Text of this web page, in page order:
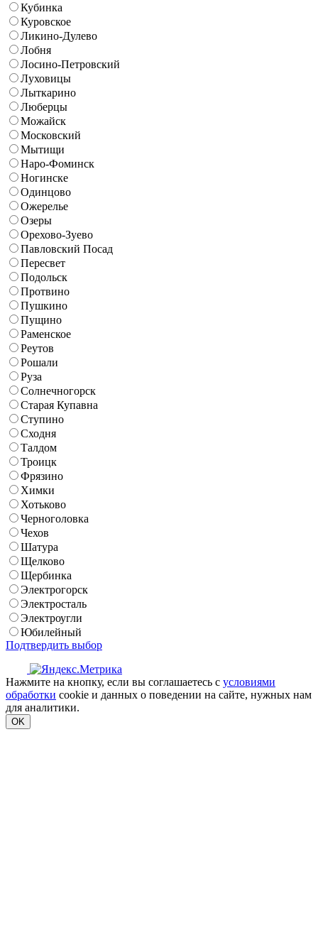
Кубинка
Куровское
Ликино-Дулево
Лобня
Лосино-Петровский
Луховицы
Лыткарино
Люберцы
Можайск
Московский
Мытищи
Наро-Фоминск
Ногинске
Одинцово
Ожерелье
Озеры
Орехово-Зуево
Павловский Посад
Пересвет
Подольск
Протвино
Пушкино
Пущино
Раменское
Реутов
Рошали
Руза
Солнечногорск
Старая Купавна
Ступино
Сходня
Талдом
Троицк
Фрязино
Химки
Хотьково
Черноголовка
Чехов
Шатура
Щелково
Щербинка
Электрогорск
Электросталь
Электроугли
Юбилейный
Подтвердить выбор
Нажмите на кнопку, если вы соглашаетесь с условиями
обработки cookie и данных о поведении на сайте, нужных нам
для аналитики.
OK